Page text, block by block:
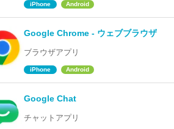
iPhone Android
Google Chrome - ウェブブラウザ
ブラウザアプリ
iPhone Android
Google Chat
チャットアプリ